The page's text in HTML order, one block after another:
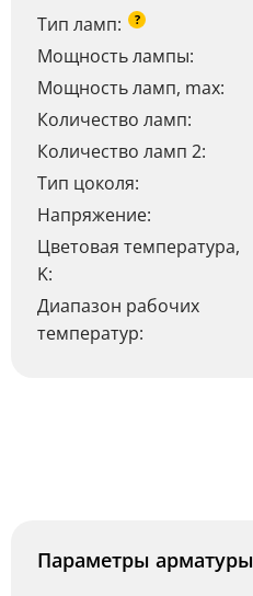
Тип ламп: ?
Мощность лампы:
Мощность ламп, max:
Количество ламп:
Количество ламп 2:
Тип цоколя:
Напряжение:
Цветовая температура,
K:
Диапазон рабочих
температур:
Параметры арматуры